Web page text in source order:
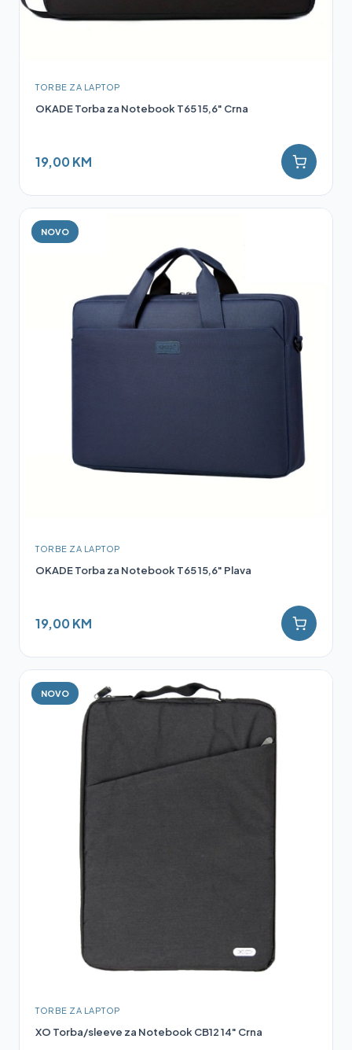
TORBE ZA LAPTOP
OKADE Torba za Notebook T65 15,6" Crna
19,00 KM
NOVO
TORBE ZA LAPTOP
OKADE Torba za Notebook T65 15,6" Plava
19,00 KM
NOVO
TORBE ZA LAPTOP
XO Torba/sleeve za Notebook CB12 14" Crna